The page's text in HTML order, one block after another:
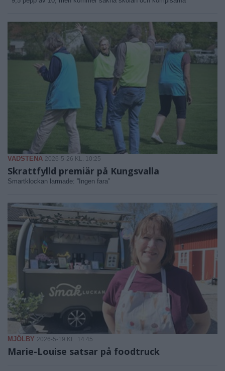
VADSTENA 2026-5-26 KL. 10:25
Skrattfylld premiär på Kungsvalla
Smartklockan larmade: ”Ingen fara”
MJÖLBY 2026-5-19 KL. 14:45
Marie-Louise satsar på foodtruck